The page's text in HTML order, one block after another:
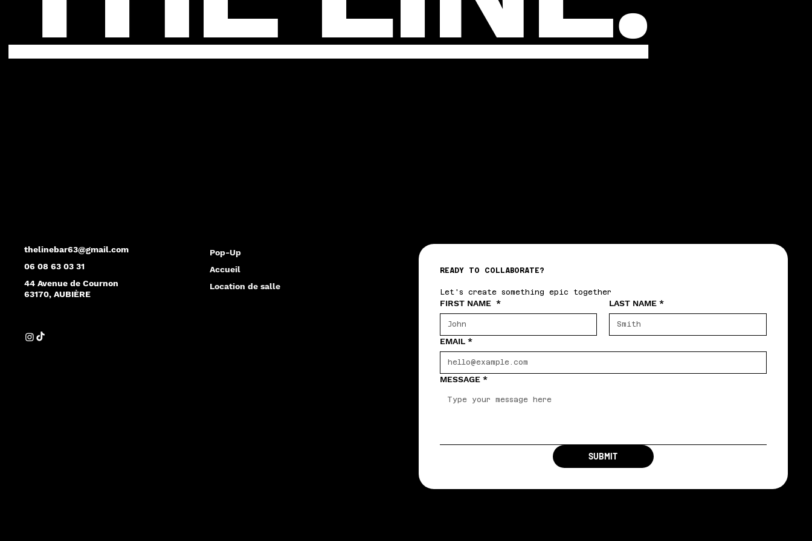
thelinebar63@gmail.com
06 08 63 03 31
44 Avenue de Cournon
63170, AUBIÈRE
Pop-Up
Accueil
Location de salle
READY TO COLLABORATE?
Let's create something epic together
FIRST NAME * LAST NAME *
EMAIL *
MESSAGE *
SUBMIT